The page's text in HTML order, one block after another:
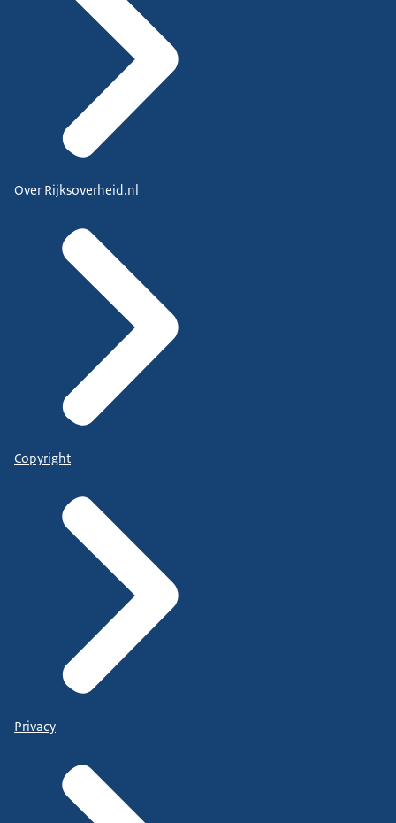
Over Rijksoverheid.nl
Copyright
Privacy